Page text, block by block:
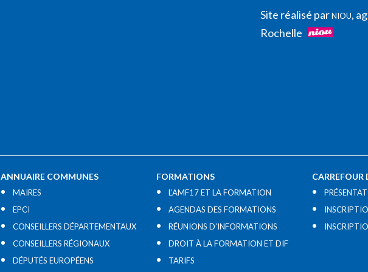
Site réalisé parNIOU,
Rochelle
ANNUAIRE COMMUNES
MAIRES
EPCI
CONSEILLERS DÉPARTEMENTAUX
CONSEILLERS RÉGIONAUX
DÉPUTÉS EUROPÉENS
FORMATIONS
L’AMF17 ET LA FORMATION
AGENDAS DES FORMATIONS
RÉUNIONS D’INFORMATIONS
DROIT À LA FORMATION ET DIF
TARIFS
CARREFOUR